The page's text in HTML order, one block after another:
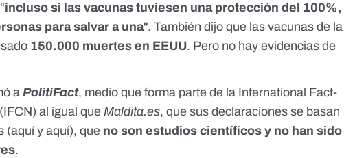
incluso si las vacunas tuviesen una protección del 100%,
para salvar a una". También dijo que las vacunas de la
150.000 muertes en EEUU. Pero no hay evidencias de
aPolitiFact, medio que forma parte de la International Fact-
al igual queMaldita.es, que sus declaraciones se basan
(aquíyaquí), que no son estudios científicos y no han sido
.